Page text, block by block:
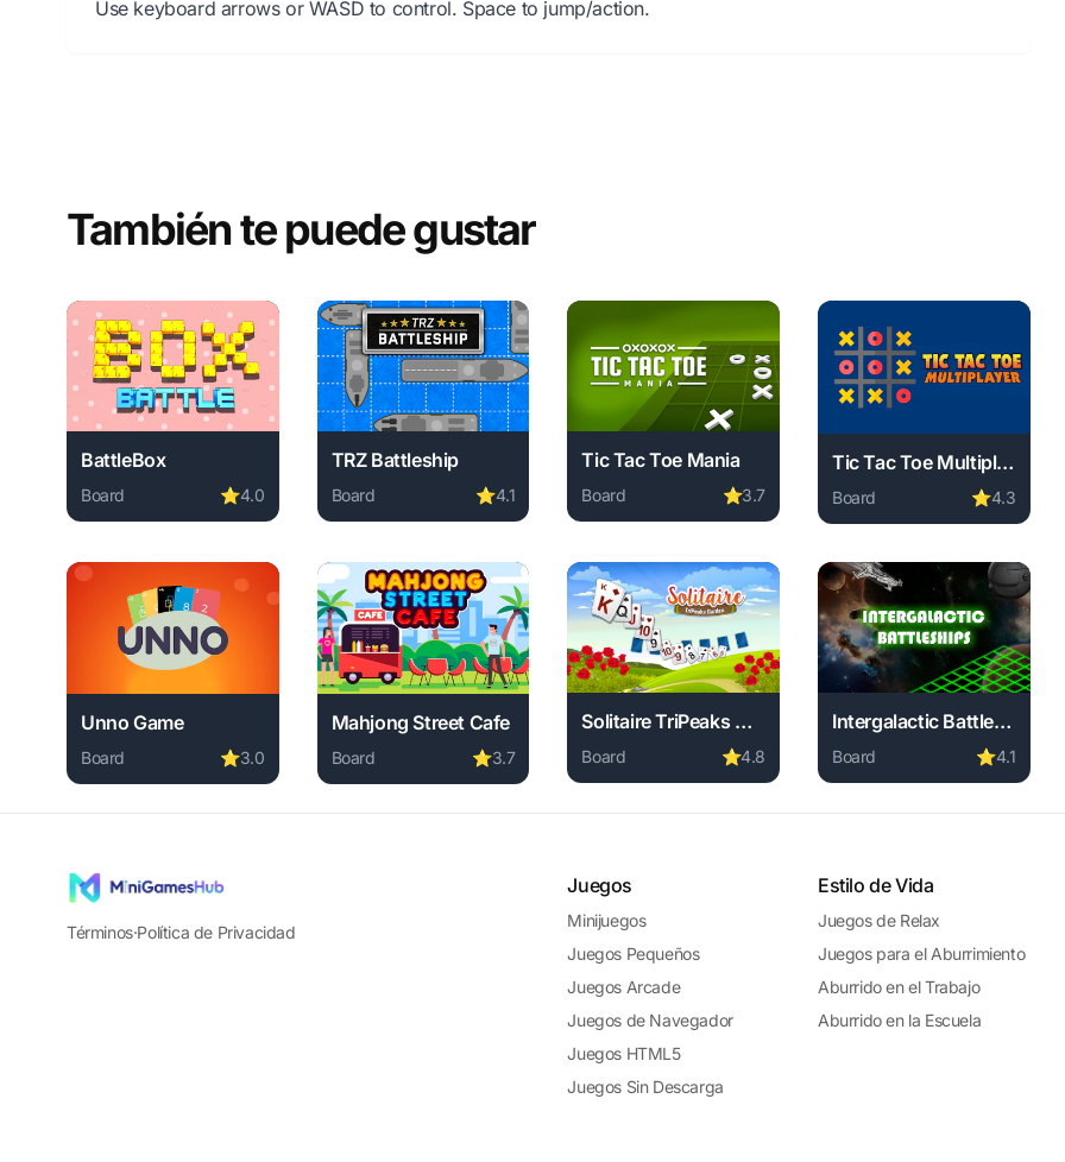
Use keyboard arrows or WASD to control. Space to jump/action.
También te puede gustar
BattleBox
Board ⭐4.0
Play BattleBox online free. board game, no download required, instant play.
TRZ Battleship
Board ⭐4.1
Play TRZ Battleship online free. board game, no download required, instant play.
Tic Tac Toe Mania
Board ⭐3.7
Play Tic Tac Toe Mania online free. board game, no
Tic Tac Toe Multiplayer X O
Board ⭐4.3
Play Tic Tac Toe
Unno Game
Board ⭐3.0
Play Unno Game online free. board game, no download required, instant play.
Mahjong Street Cafe
Board ⭐3.7
Play Mahjong Street Cafe online free. board game, no download required, instant play.
Solitaire TriPeaks Garden
Board ⭐4.8
Play Solitaire TriPeaks Garden online free. board
Intergalactic Battleship
Board ⭐4.1
Play Intergalactic
Términos·Política de Privacidad
Juegos
Minijuegos
Juegos Pequeños
Juegos Arcade
Juegos de Navegador
Juegos HTML5
Juegos Sin Descarga
Estilo de Vida
Juegos de Relax
Juegos para el Aburrimiento
Aburrido en el Trabajo
Aburrido en la Escuela